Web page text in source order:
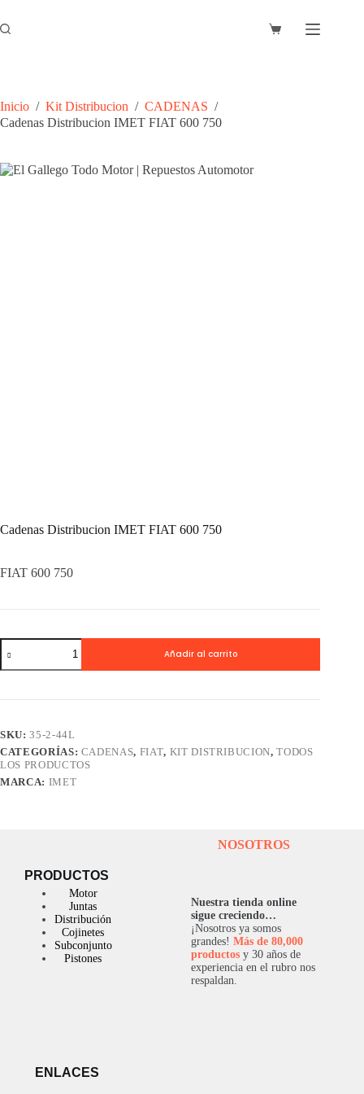
al
contenido
Carro
Inicio / Kit Distribucion / CADENAS /
Cadenas Distribucion IMET FIAT 600 750
Cadenas Distribucion IMET FIAT 600 750
FIAT 600 750
Cadenas
Distribucion
IMET
Añadir al carrito
SKU:35-2-44L
CATEGORÍAS: CADENAS, FIAT, KIT DISTRIBUCION,TODOS
LOS PRODUCTOS
MARCA: IMET
PRODUCTOS
Motor
Juntas
Distribución
Cojinetes
Subconjunto
Pistones
NOSOTROS
Nuestra tienda online
sigue creciendo…
¡Nosotros ya somos
grandes!Más de 80,000
productos y 30 años de
experiencia en el rubro nos
respaldan.
ENLACES